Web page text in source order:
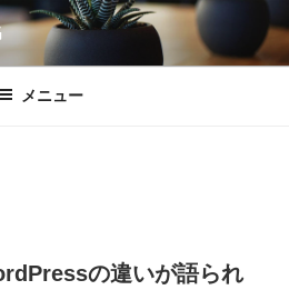
メニュー
の違いが語られ